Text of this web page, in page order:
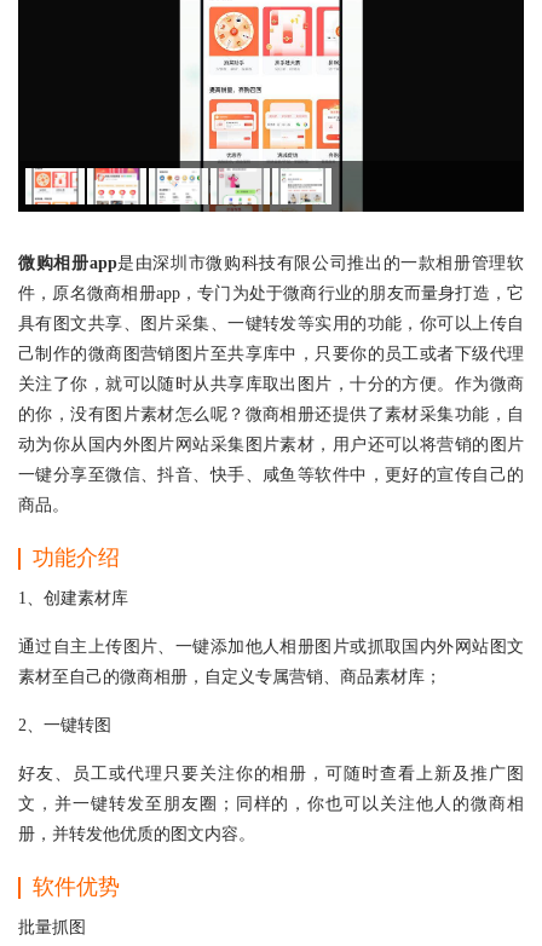
微购相册app是由深圳市微购科技有限公司推出的一款相册管理软
件，原名微商相册app，专门为处于微商行业的朋友而量身打造，它
具有图文共享、图片采集、一键转发等实用的功能，你可以上传自
己制作的微商图营销图片至共享库中，只要你的员工或者下级代理
关注了你，就可以随时从共享库取出图片，十分的方便。作为微商
的你，没有图片素材怎么呢？微商相册还提供了素材采集功能，自
动为你从国内外图片网站采集图片素材，用户还可以将营销的图片
一键分享至微信、抖音、快手、咸鱼等软件中，更好的宣传自己的
商品。
功能介绍
1、创建素材库
通过自主上传图片、一键添加他人相册图片或抓取国内外网站图文
素材至自己的微商相册，自定义专属营销、商品素材库；
2、一键转图
好友、员工或代理只要关注你的相册，可随时查看上新及推广图
文，并一键转发至朋友圈；同样的，你也可以关注他人的微商相
册，并转发他优质的图文内容。
软件优势
批量抓图